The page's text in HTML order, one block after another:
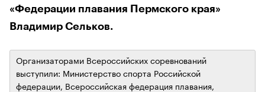
«Федерации плавания Пермского края»
Владимир Сельков.
Организаторами Всероссийских соревнований
выступили: Министерство спорта Российской
федерации, Всероссийская федерация плавания,